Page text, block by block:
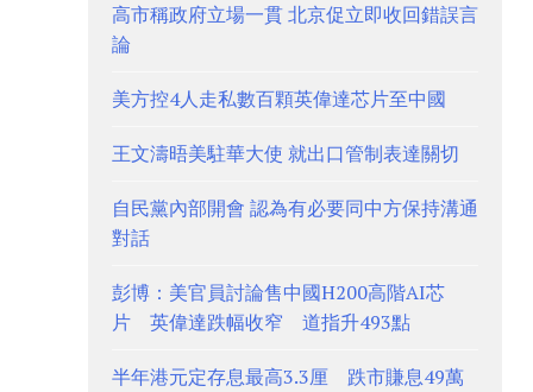
高市稱政府立場一貫 北京促立即收回錯誤言
論
美方控4人走私數百顆英偉達芯片至中國
王文濤晤美駐華大使 就出口管制表達關切
自民黨內部開會 認為有必要同中方保持溝通
對話
彭博：美官員討論售中國H200高階AI芯
片 英偉達跌幅收窄 道指升493點
半年港元定存息最高3.3厘 跌市賺息49萬